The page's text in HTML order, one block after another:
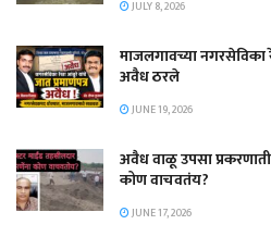
JULY 8, 2026
माजलगावच्या
अवैध ठरले
JUNE 19, 2026
अवैध वाळू उपसा
कोण वाचवतंय?
JUNE 17, 2026